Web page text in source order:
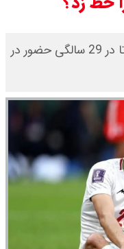
مهاجم تازه وارد تیم ملی آماده است تا در 29 سالگی حضور در